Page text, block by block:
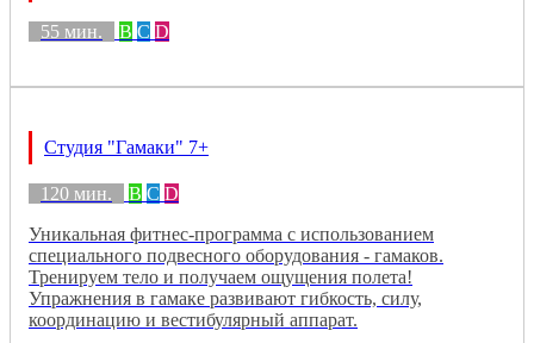
55 мин. B C D
Студия "Гамаки" 7+
120 мин. B C D
Уникальная фитнес-программа с использованием
специального подвесного оборудования - гамаков.
Тренируем тело и получаем ощущения полета!
Упражнения в гамаке развивают гибкость, силу,
координацию и вестибулярный аппарат.